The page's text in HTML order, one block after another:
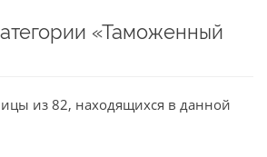
«Таможенный
из 82, находящихся в данной